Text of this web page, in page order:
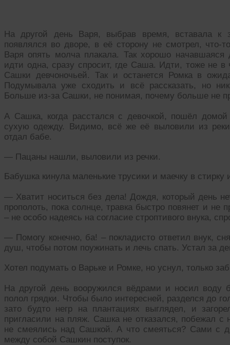
На другой день Варя, выбрав время, вставала к
появлялся во дворе, в её сторону не смотрел, что-
Варя опять молча плакала. Так хорошо
идти одна, сразу спросит, где Саша. Идти, тоже не
Сашки девчоночьей. Так и останется Ромка в
Подумывала уже сходить и всё рассказать, но
Больше из-за Сашки, не понимая, почему больше не
А Сашка, когда расстался с девочкой, пошёл
сухую одежду. Видимо, всё же её выловили из
отдал бабе.
— Пацаны нашли, выловили из речки.
Бабушка кинула маленькие трусики и маечку в стирку
— Хватит носиться без дела! Дождя, который день
прополоть, пока солнце, травка быстро повянет и не
– не особо надеясь на согласие строптивого внука,
— Помогу конечно, ба! – покладисто ответил внук,
душ, чтобы потом поужинать и лечь спать. Устал за
Хотел подумать о Варьке и Ромке, но уснул, только
На другой день вооружился вёдрами и носил воду
полол грядки. Чтобы было интересней, разделся до
зато будто негр на плантациях выглядел, и
пригласили на пляж. Сашка не отказался, побежал
не смеялись над Сашкой. А что смеяться? Сами с
между собой Сашкин поступок.